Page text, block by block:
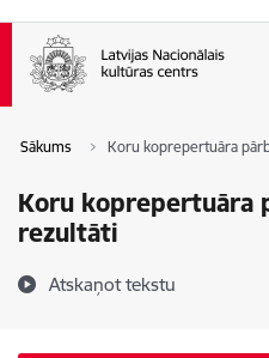
Sākums Koru koprepertuāra
Koru koprepertuāra
rezultāti
Atskaņot tekstu